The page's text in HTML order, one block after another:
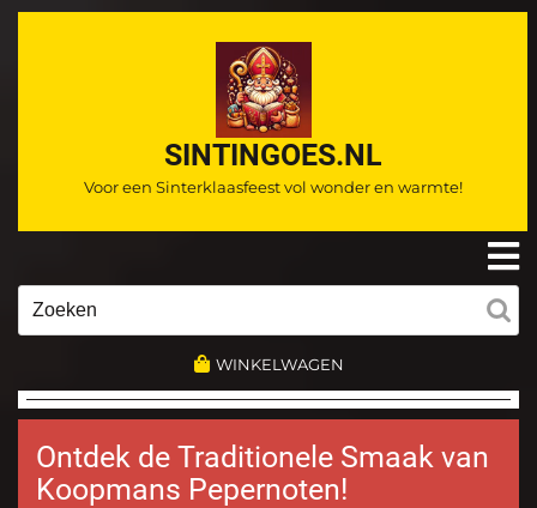
Ga
SINTINGOES.NL
Voor een Sinterklaasfeest vol wonder en warmte!
WINKELWAGEN
Ontdek de Traditionele Smaak van
Koopmans Pepernoten!